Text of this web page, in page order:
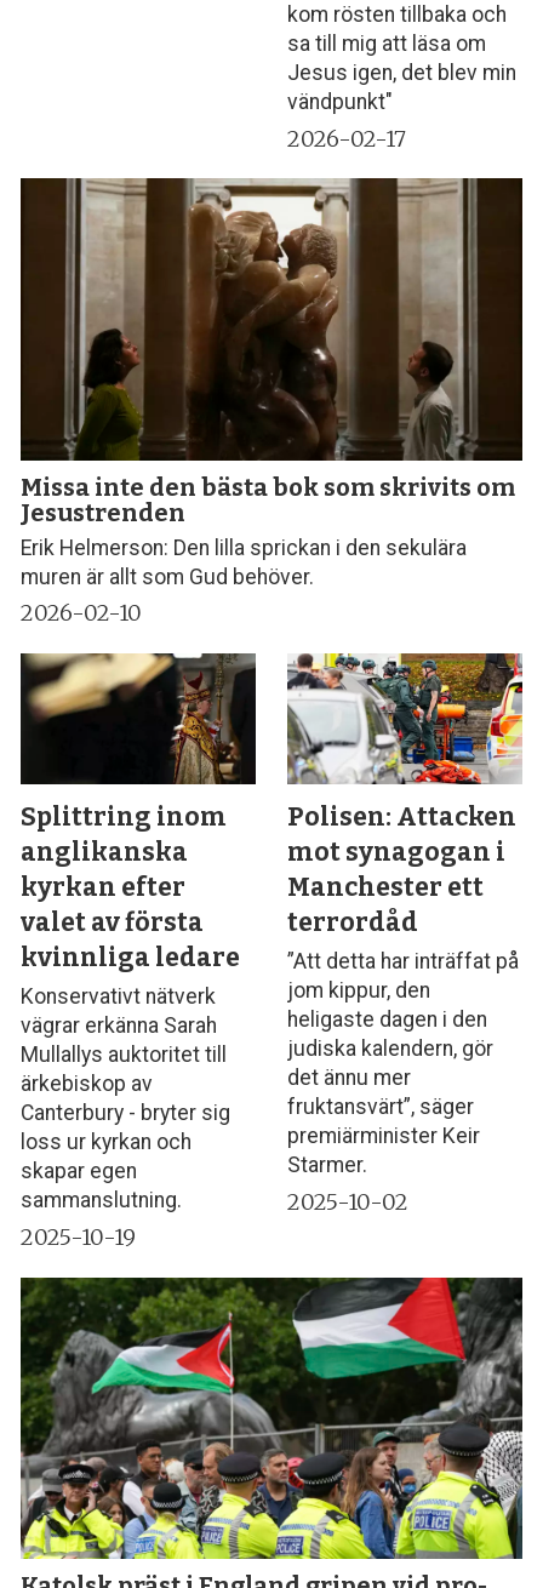
kom rösten tillbaka och
sa till mig att läsa om
Jesus igen, det blev min
vändpunkt"
2026-02-17
Missa inte den bästa bok som skrivits om
Jesustrenden
Erik Helmerson: Den lilla sprickan i den sekulära
muren är allt som Gud behöver.
2026-02-10
Splittring inom
anglikanska
kyrkan efter
valet av första
kvinnliga ledare
Konservativt nätverk
vägrar erkänna Sarah
Mullallys auktoritet till
ärkebiskop av
Canterbury - bryter sig
loss ur kyrkan och
skapar egen
sammanslutning.
2025-10-19
Polisen: Attacken
mot synagogan i
Manchester ett
terrordåd
”Att detta har inträffat på
jom kippur, den
heligaste dagen i den
judiska kalendern, gör
det ännu mer
fruktansvärt”, säger
premiärminister Keir
Starmer.
2025-10-02